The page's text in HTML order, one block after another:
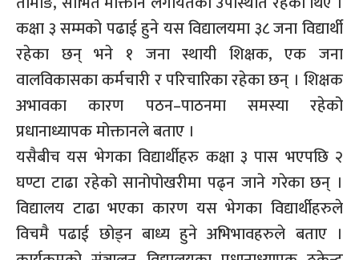
कक्षा ३ सम्मको पढाई हुने यस विद्यालयमा ३८ जना विद्यार्थी
रहेका छन् भने १ जना स्थायी शिक्षक, एक जना
वालविकासका कर्मचारी र परिचारिका रहेका छन् । शिक्षक
अभावका कारण पठन–पाठनमा समस्या रहेको
प्रधानाध्यापक मोक्तानले बताए ।
यसैबीच यस भेगका विद्यार्थीहरु कक्षा ३ पास भएपछि २
घण्टा टाढा रहेको सानोपोखरीमा पढ्न जाने गरेका छन् ।
विद्यालय टाढा भएका कारण यस भेगका विद्यार्थीहरुले
विचमै पढाई छोड्न बाध्य हुने अभिभावहरुले बताए ।